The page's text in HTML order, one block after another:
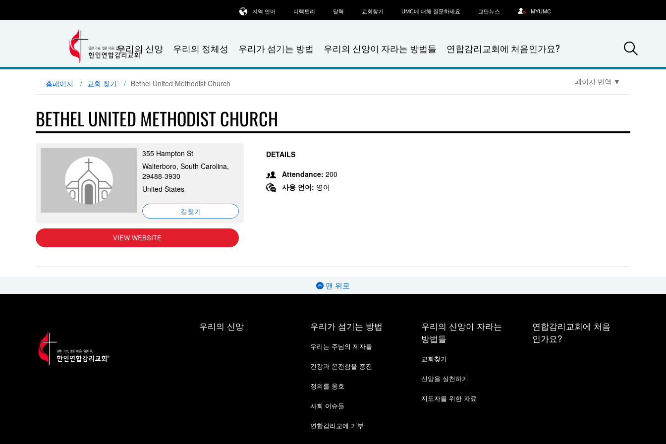
우리의 신앙 우리의 정체성 우리가 섬기는 방법 우리의 신앙이 자라는 방법들 연합감리교회에 처음인가요?
지역 언어 디렉토리 달력 교회찾기 UMC에 대해 질문하세요 교단뉴스 MYUMC
홈페이지 교회 찾기 Bethel United Methodist Church 페이지 번역 ▼
BETHEL UNITED METHODIST CHURCH
355 Hampton St
Walterboro, South Carolina,
29488-3930
United States
길찾기
VIEW WEBSITE
DETAILS
Attendance: 200
사용 언어: 영어
맨 위로
우리의 신앙 우리가 섬기는 방법
우리는 주님의 제자들
건강과 온전함을 증진
정의를 옹호
사회 이슈들
연합감리교에 기부
우리의 신앙이 자라는
방법들
교회찾기
신앙을 실천하기
지도자를 위한 자료
연합감리교회에 처음
인가요?